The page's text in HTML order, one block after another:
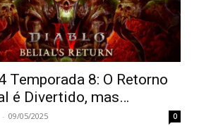
Temporada 8: O Retorno
é Divertido, mas…
- 09/05/2025 0